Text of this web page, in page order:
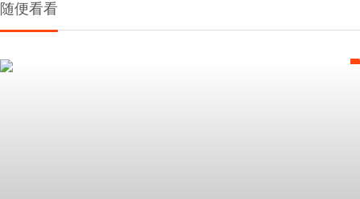
随便看看